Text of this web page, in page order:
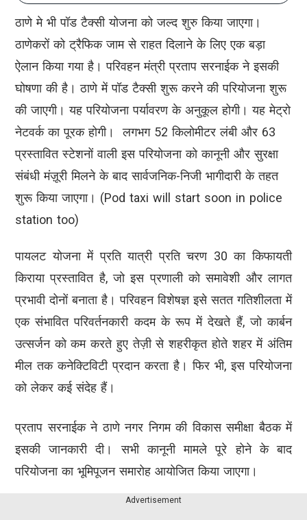
ठाणे मे भी पॉड टैक्सी योजना को जल्द शुरु किया जाएगा।
ठाणेकरों को ट्रैफिक जाम से राहत दिलाने के लिए एक बड़ा
ऐलान किया गया है। परिवहन मंत्री प्रताप सरनाईक ने इसकी
घोषणा की है। ठाणे में पॉड टैक्सी शुरू करने की परियोजना शुरू
की जाएगी। यह परियोजना पर्यावरण के अनुकूल होगी। यह मेट्रो
नेटवर्क का पूरक होगी। लगभग 52 किलोमीटर लंबी और 63
प्रस्तावित स्टेशनों वाली इस परियोजना को कानूनी और सुरक्षा
संबंधी मंज़ूरी मिलने के बाद सार्वजनिक-निजी भागीदारी के तहत
शुरू किया जाएगा। (Pod taxi will start soon in police
station too)
पायलट योजना में प्रति यात्री प्रति चरण 30 का किफायती
किराया प्रस्तावित है, जो इस प्रणाली को समावेशी और लागत
प्रभावी दोनों बनाता है। परिवहन विशेषज्ञ इसे सतत गतिशीलता में
एक संभावित परिवर्तनकारी कदम के रूप में देखते हैं, जो कार्बन
उत्सर्जन को कम करते हुए तेज़ी से शहरीकृत होते शहर में अंतिम
मील तक कनेक्टिविटी प्रदान करता है। फिर भी, इस परियोजना
को लेकर कई संदेह हैं।
प्रताप सरनाईक ने ठाणे नगर निगम की विकास समीक्षा बैठक में
इसकी जानकारी दी। सभी कानूनी मामले पूरे होने के बाद
परियोजना का भूमिपूजन समारोह आयोजित किया जाएगा।
Advertisement